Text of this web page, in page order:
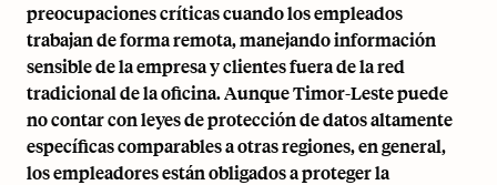
preocupaciones críticas cuando los empleados
trabajan de forma remota, manejando información
sensible de la empresa y clientes fuera de la red
tradicional de la oficina. Aunque Timor-Leste puede
no contar con leyes de protección de datos altamente
específicas comparables a otras regiones, en general,
los empleadores están obligados a proteger la